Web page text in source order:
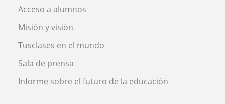
Acceso a alumnos
Misión y visión
Tusclases en el mundo
Sala de prensa
Informe sobre el futuro de la educación